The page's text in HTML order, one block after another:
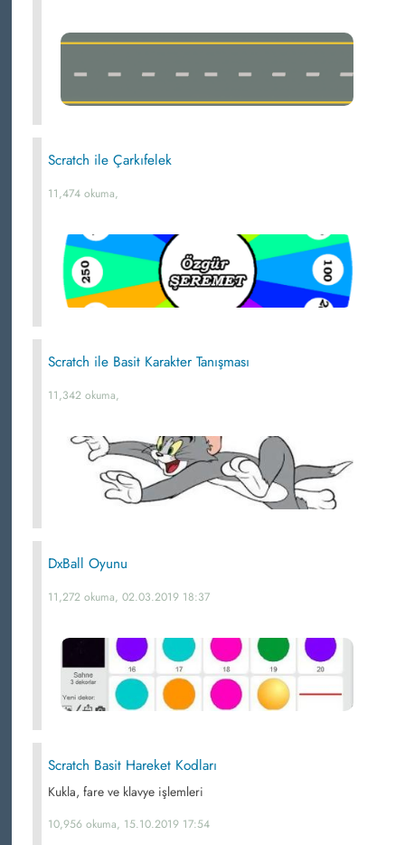
Scratch ile Çarkıfelek
11,474 okuma,
Scratch ile Basit Karakter Tanışması
11,342 okuma,
DxBall Oyunu
11,272 okuma, 02.03.2019 18:37
Scratch Basit Hareket Kodları
Kukla, fare ve klavye işlemleri
10,956 okuma, 15.10.2019 17:54